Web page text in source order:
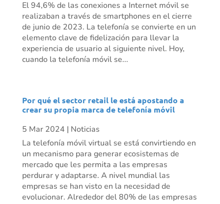
El 94,6% de las conexiones a Internet móvil se
realizaban a través de smartphones en el cierre
de junio de 2023. La telefonía se convierte en un
elemento clave de fidelización para llevar la
experiencia de usuario al siguiente nivel. Hoy,
cuando la telefonía móvil se...
Por qué el sector retail le está apostando a
crear su propia marca de telefonía móvil
5 Mar 2024 | Noticias
La telefonía móvil virtual se está convirtiendo en
un mecanismo para generar ecosistemas de
mercado que les permita a las empresas
perdurar y adaptarse. A nivel mundial las
empresas se han visto en la necesidad de
evolucionar. Alrededor del 80% de las empresas